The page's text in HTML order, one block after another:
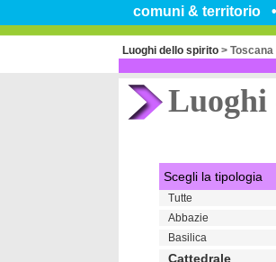
comuni & territorio
Luoghi dello spirito > Toscana
Luoghi
Scegli la tipologia
Tutte
Abbazie
Basilica
Cattedrale